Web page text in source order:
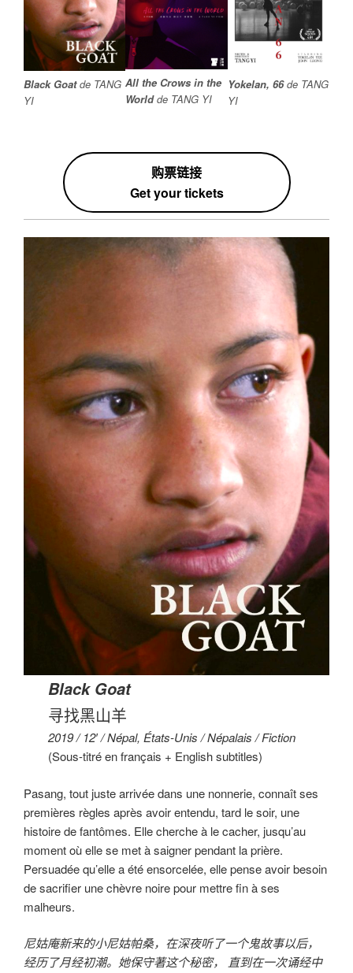
Black Goatde TANG
YI
All the Crows in the
Worldde TANG YI
Yokelan, 66 de TANG
YI
购票链接
Get your tickets
Black Goat
寻找黑山羊
2019 / 12′ / Népal, États-Unis / Népalais / Fiction
(Sous-titré en français + English subtitles)
Pasang, tout juste arrivée dans une nonnerie, connaît ses
premières règles après avoir entendu, tard le soir, une
histoire de fantômes. Elle cherche à le cacher, jusqu’au
moment où elle se met à saigner pendant la prière.
Persuadée qu’elle a été ensorcelée, elle pense avoir besoin
de sacrifier une chèvre noire pour mettre fin à ses
malheurs.
尼姑庵新来的小尼姑帕桑，在深夜听了一个鬼故事以后，
经历了月经初潮。她保守著这个秘密， 直到在一次诵经中